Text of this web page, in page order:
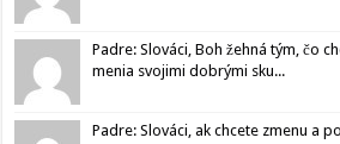
Padre: Slováci, Boh žehná tým, čo
menia svojimi dobrými sku...
Padre: Slováci, ak chcete zmenu a